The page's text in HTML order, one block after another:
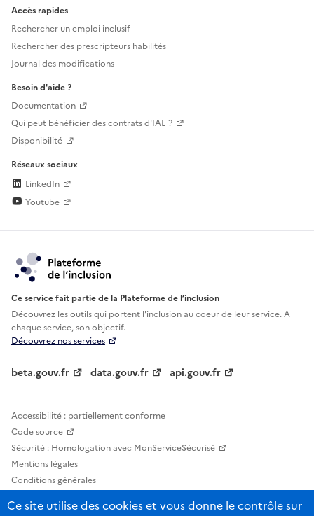
Accès rapides
Rechercher un emploi inclusif
Rechercher des prescripteurs habilités
Journal des modifications
Besoin d'aide ?
Documentation
Qui peut bénéficier des contrats d'IAE ?
Disponibilité
Réseaux sociaux
LinkedIn
Youtube
Ce service fait partie de la Plateforme de l’inclusion
Découvrez les outils qui portent l'inclusion aucoeur de leur service. A
chaque service, son objectif.
Découvrez nos services
beta.gouv.fr data.gouv.fr api.gouv.fr
Accessibilité : partiellement conforme
Code source
Sécurité : Homologation avec MonServiceSécurisé
Mentions légales
Conditions générales
Statistiques, lexiques et indicateurs
Ce site utilise des cookies et vous donne le contrôle sur